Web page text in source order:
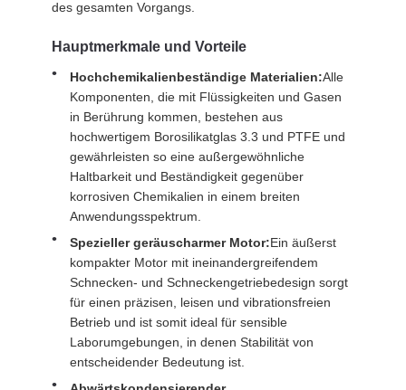
des gesamten Vorgangs.
Hauptmerkmale und Vorteile
Hochchemikalienbeständige Materialien:Alle
Komponenten, die mit Flüssigkeiten und Gasen
in Berührung kommen, bestehen aus
hochwertigem Borosilikatglas 3.3 und PTFE und
gewährleisten so eine außergewöhnliche
Haltbarkeit und Beständigkeit gegenüber
korrosiven Chemikalien in einem breiten
Anwendungsspektrum.
Spezieller geräuscharmer Motor:Ein äußerst
kompakter Motor mit ineinandergreifendem
Schnecken- und Schneckengetriebedesign sorgt
für einen präzisen, leisen und vibrationsfreien
Betrieb und ist somit ideal für sensible
Laborumgebungen, in denen Stabilität von
entscheidender Bedeutung ist.